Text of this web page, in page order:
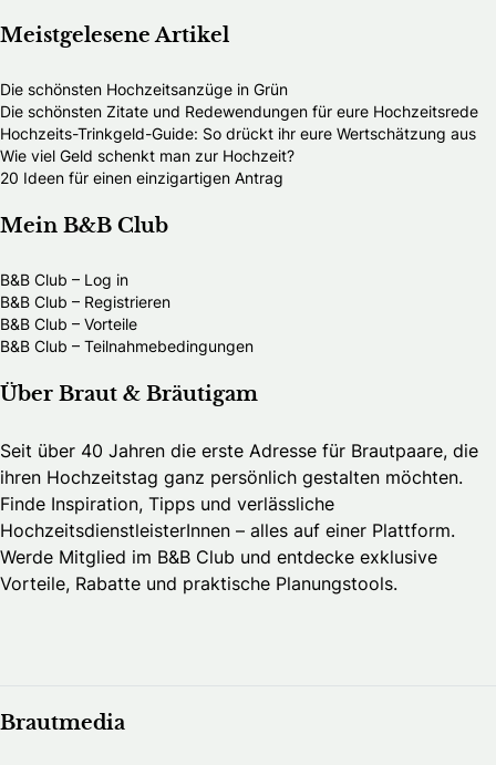
Meistgelesene Artikel
Die schönsten Hochzeitsanzüge in Grün
Die schönsten Zitate und Redewendungen für eure Hochzeitsrede
Hochzeits-Trinkgeld-Guide: So drückt ihr eure Wertschätzung aus
Wie viel Geld schenkt man zur Hochzeit?
20 Ideen für einen einzigartigen Antrag
Mein B&B Club
B&B Club – Log in
B&B Club – Registrieren
B&B Club – Vorteile
B&B Club – Teilnahmebedingungen
Über Braut & Bräutigam
Seit über 40 Jahren die erste Adresse für Brautpaare, die
ihren Hochzeitstag ganz persönlich gestalten möchten.
Finde Inspiration, Tipps und verlässliche
HochzeitsdienstleisterInnen – alles auf einer Plattform.
Werde Mitglied im B&B Club und entdecke exklusive
Vorteile, Rabatte und praktische Planungstools.
Brautmedia